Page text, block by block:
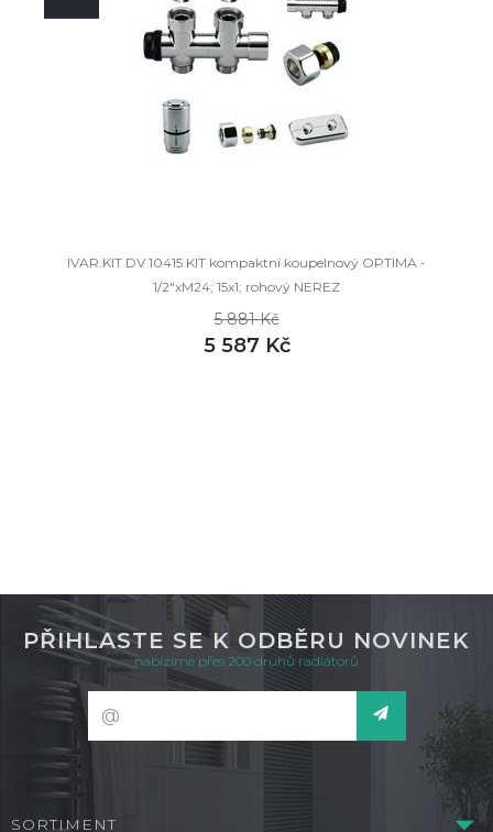
IVAR.KIT DV 10415 KIT kompaktní koupelnový OPTIMA -
1/2"xM24; 15x1; rohový NEREZ
5 881 Kč
5 587 Kč
PŘIHLASTE SE K ODBĚRU NOVINEK
nabízíme přes 200 druhů radiátorů
SORTIMENT